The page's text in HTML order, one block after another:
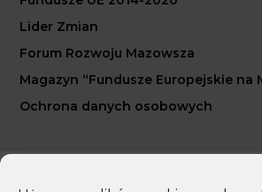
Lider Zmian
Forum Rozwoju Mazowsza
Magazyn “Fundusze Europejskie na
Ochrona danych osobowych